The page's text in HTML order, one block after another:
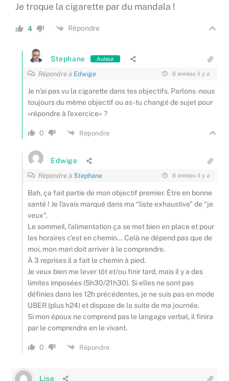
Je troque la cigarette par du mandala !
4 Répondre
Stephane Auteur
Répondre à Edwige 6 années il y a
Je n’ai pas vu la cigarette dans tes objectifs. Parlons-nous
toujours du même objectif ou as-tu changé de sujet pour
«répondre à l’exercice» ?
0 Répondre
Edwige
Répondre àStephane 6 années il y a
Bah, ça fait partie de mon objectif premier. Être en bonne
santé ! Je l’avais marqué dans ma “liste exhaustive” de “je
veux”.
Le sommeil, l’alimentation ça se met bien en place et pour
les horaires c’est en chemin… Celà ne dépend pas que de
moi, mon mari doit arriver à le comprendre.
À 3 reprises il a fait le chemin à pied.
Je veux bien me lever tôt et/ou finir tard, mais il y a des
limites imposées (5h30/21h30). Si elles ne sont pas
définies dans les 12h précédentes, je ne suis pas en mode
UBER (plus h24) et dispose de la suite de ma journée.
Si mon époux ne comprend pas le langage verbal, il finira
par le comprendre en le vivant.
0 Répondre
Lise